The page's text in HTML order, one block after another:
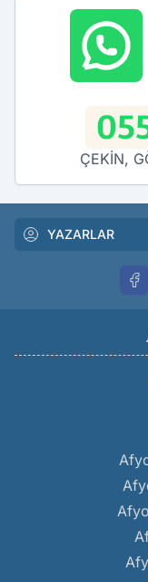
ÇEKİN,
YAZARLAR